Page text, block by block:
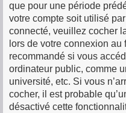
que pour une période
votre compte soit utilisé
connecté, veuillez cocher
lors de votre connexion au
recommandé si vous
ordinateur public, comme
université, etc. Si vous
cocher, il est probable
désactivé cette